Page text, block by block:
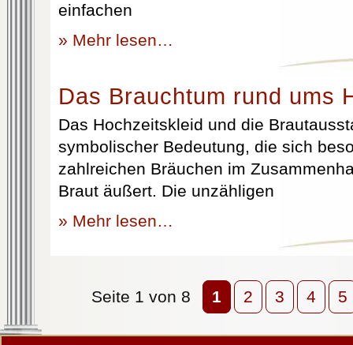
einfachen
» Mehr lesen…
Das Brauchtum rund ums
Das Hochzeitskleid und die
symbolischer Bedeutung, die sich
zahlreichen Bräuchen im
Braut äußert. Die unzähligen
» Mehr lesen…
Seite 1 von 8 1 2 3 4 5